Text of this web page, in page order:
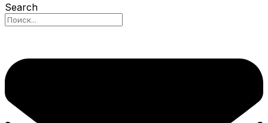
Search